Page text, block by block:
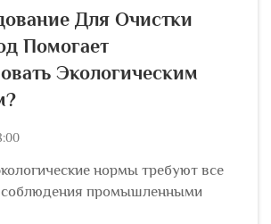
Для Очистки
Помогает
Экологическим
нормы требуют все
соблюдения промышленными
муниципалитетами,